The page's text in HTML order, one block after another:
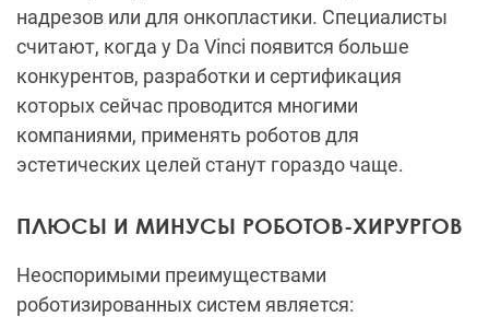
надрезов или для онкопластики. Специалисты
считают, когда у Da Vinci появится больше
конкурентов, разработки и сертификация
которых сейчас проводится многими
компаниями, применять роботов для
эстетических целей станут гораздо чаще.
ПЛЮСЫ И МИНУСЫ РОБОТОВ-ХИРУРГОВ
Неоспоримыми преимуществами
роботизированных систем является: